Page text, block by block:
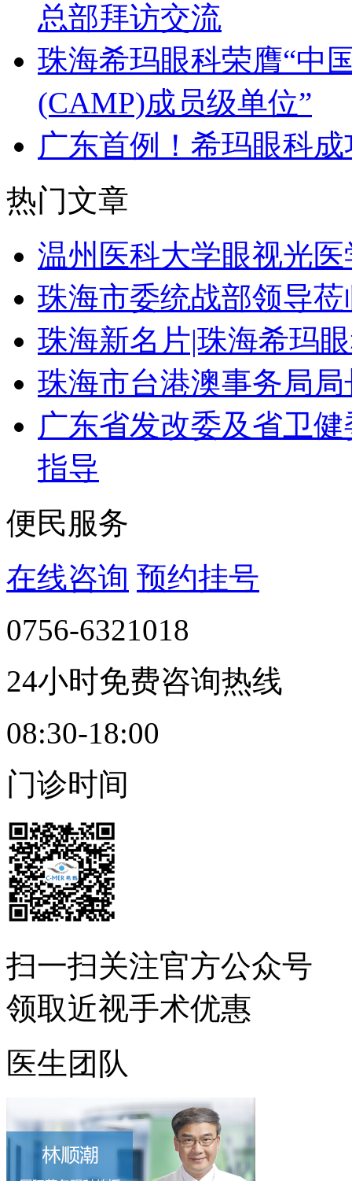
总部拜访交流
珠海希玛眼科荣膺“中
(CAMP)成员级单位”
广东首例！希玛眼科
热门文章
温州医科大学眼视光
珠海市委统战部领导
珠海新名片|珠海希玛
珠海市台港澳事务局
广东省发改委及省卫
指导
便民服务
在线咨询 预约挂号
0756-6321018
24小时免费咨询热线
08:30-18:00
门诊时间
扫一扫关注官方公众号
领取近视手术优惠
医生团队